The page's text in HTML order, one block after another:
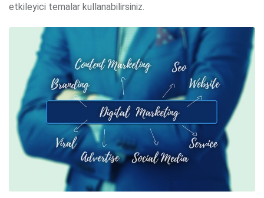
etkileyici temalar kullanabilirsiniz.